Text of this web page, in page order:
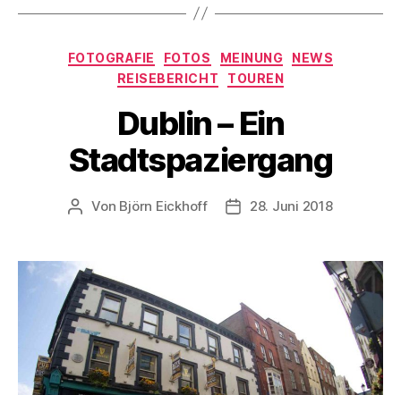
Kategorien
FOTOGRAFIE FOTOS MEINUNG
NEWS
REISEBERICHT
TOUREN
Dublin – Ein
Stadtspaziergang
Beitragsautor
Von Björn Eickhoff Veröffentlichungsdatum
28. Juni 2018